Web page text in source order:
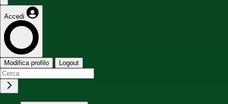
Accedi
Modifica profilo Logout